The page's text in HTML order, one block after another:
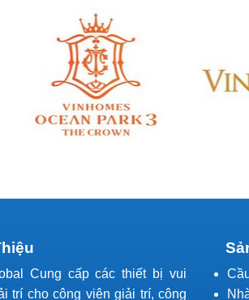
Cung cấp các thiết bị vui
trí cho công viên giải trí, công